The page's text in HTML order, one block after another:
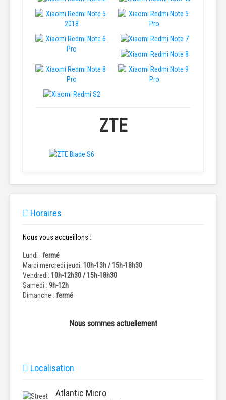
ZTE
Horaires
Nous vous accueillons :
Lundi : fermé
Mardi mercredi jeudi: 10h-13h / 15h-18h30
Vendredi: 10h-12h30 / 15h-18h30
Samedi : 9h-12h
Dimanche : fermé
Nous sommes actuellement
Localisation
Atlantic Micro